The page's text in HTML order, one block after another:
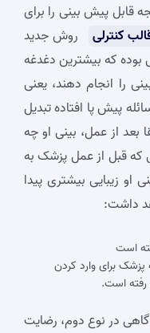
قابل پیش ‌بینی را برای
کنترلی
روش جدید
بوده که بیشترین دغدغه
را انجام دهند، یعنی
پیش پا افتاده تبدیل
بعد از عمل، بینی او چه
که قبل از عمل پزشک به
او زیبایی بیشتری پیدا
داشت:
است
پزشک برای وارد کردن
رفته است.
گاهی در نوع دوم، رضایت